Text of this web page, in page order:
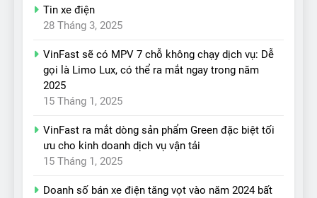
Tin xe điện
28 Tháng 3, 2025
VinFast sẽ có MPV 7 chỗ không chạy dịch vụ: Dễ
gọi là Limo Lux, có thể ra mắt ngay trong năm
2025
15 Tháng 1, 2025
VinFast ra mắt dòng sản phẩm Green đặc biệt tối
ưu cho kinh doanh dịch vụ vận tải
15 Tháng 1, 2025
Doanh số bán xe điện tăng vọt vào năm 2024 bất